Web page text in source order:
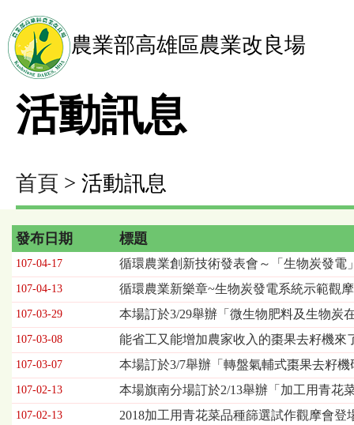
農業部高雄區農業改良場
活動訊息
首頁 > 活動訊息
活
動
訊
息
列
表，
欄
位
依
序
發布日期 標題
107-04-17 循環農業創新技術發表會～「生物炭發電
107-04-13 循環農業新樂章~生物炭發電系統示範觀
107-03-29 本場訂於3/29舉辦「微生物肥料及生物炭
107-03-08 能省工又能增加農家收入的棗果去籽機來
107-03-07 本場訂於3/7舉辦「轉盤氣輔式棗果去籽
107-02-13 本場旗南分場訂於2/13舉辦「加工用青花
107-02-13 2018加工用青花菜品種篩選試作觀摩會登